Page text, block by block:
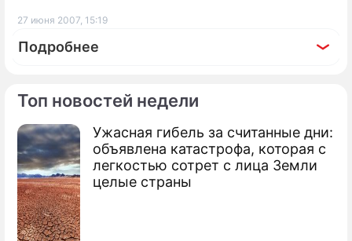
Топ новостей недели
Ужасная гибель за считанные дни:
объявлена катастрофа, которая с
легкостью сотрет с лица Земли
целые страны
27 июня 2007, 15:19
Подробнее